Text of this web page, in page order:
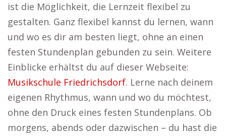
ist die Möglichkeit, die Lernzeit flexibel zu
gestalten. Ganz flexibel kannst du lernen, wann
und wo es dir am besten liegt, ohne an einen
festen Stundenplan gebunden zu sein. Weitere
Einblicke erhältst du auf dieser Webseite:
Musikschule Friedrichsdorf. Lerne nach deinem
eigenen Rhythmus, wann und wo du möchtest,
ohne den Druck eines festen Stundenplans. Ob
morgens, abends oder dazwischen – du hast die